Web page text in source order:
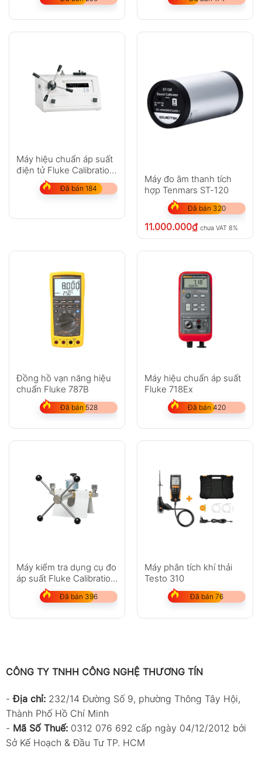
Máy hiệu chuẩn áp suất
điện tử Fluke Calibration
E-DWT-H
Đã bán 184
Máy đo âm thanh tích
hợp Tenmars ST-120
Đã bán 320
11.000.000₫ chưa VAT 8%
Đồng hồ vạn năng hiệu
chuẩn Fluke 787B
Đã bán 528
Máy hiệu chuẩn áp suất
Fluke 718Ex
Đã bán 420
Máy kiểm tra dụng cụ đo
áp suất Fluke Calibration
Đã bán 396
Máy phân tích khí thải
Testo 310
Đã bán 76
CÔNG TY TNHH CÔNG NGHỆ THƯƠNG TÍN
-Địa chỉ: 232/14 Đường Số 9, phường Thông Tây Hội,
Thành Phố Hồ Chí Minh
- Mã Số Thuế: 0312 076 692 cấp ngày 04/12/2012 bởi
Sở Kế Hoạch & Đầu Tư TP. HCM